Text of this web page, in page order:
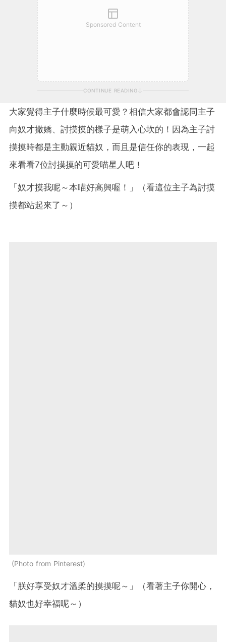
Sponsored Content
CONTINUE READING
大家覺得主子什麼時候最可愛？相信大家都會認同主子
向奴才撒嬌、討摸摸的樣子是萌入心坎的！因為主子討
摸摸時都是主動親近貓奴，而且是信任你的表現，一起
來看看7位討摸摸的可愛喵星人吧！
「奴才摸我呢～本喵好高興喔！」（看這位主子為討摸
摸都站起來了～）
Photo from Pinterest
「朕好享受奴才溫柔的摸摸呢～」（看著主子你開心，
貓奴也好幸福呢～）